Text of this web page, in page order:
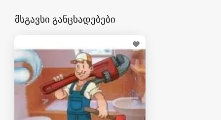
მსგავსი განცხადებები